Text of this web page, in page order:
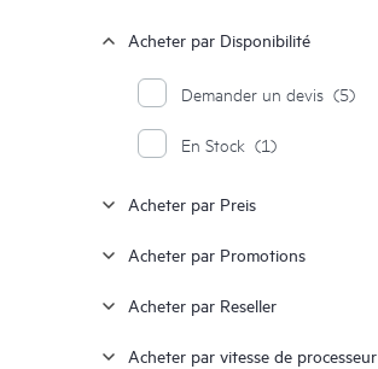
Acheter par Disponibilité
Demander un devis (5)
En Stock (1)
Acheter par Preis
Acheter par Promotions
Acheter par Reseller
Acheter par vitesse de processeur